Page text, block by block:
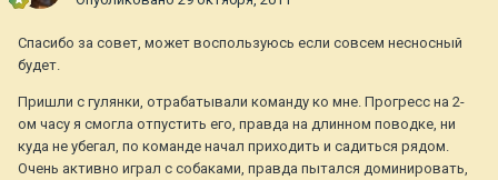
Спасибо за совет, может воспользуюсь если совсем несносный
будет.
Пришли с гулянки, отрабатывали команду ко мне. Прогресс на 2-
ом часу я смогла отпустить его, правда на длинном поводке, ни
куда не убегал, по команде начал приходить и садиться рядом.
Очень активно играл с собаками, правда пытался доминировать,